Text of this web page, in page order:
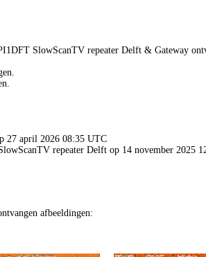
SlowScanTV repeater Delft & Gateway
27 april 2026 08:35 UTC
repeater Delft op 14 november 2025
afbeeldingen: